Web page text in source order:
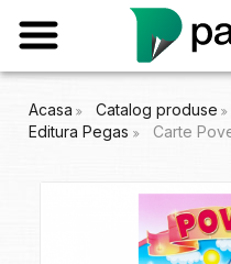
Acasa Catalog produse
Editura Pegas
Carte